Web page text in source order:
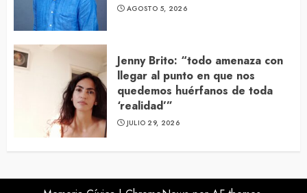
AGOSTO 5, 2026
Jenny Brito: “todo amenaza con
llegar al punto en que nos
quedemos huérfanos de toda
‘realidad’”
JULIO 29, 2026